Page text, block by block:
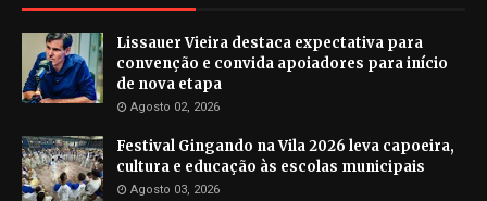
Lissauer Vieira destaca expectativa para
convenção e convida apoiadores para início
de nova etapa
Agosto 02, 2026
Festival Gingando na Vila 2026 leva capoeira,
cultura e educação às escolas municipais
Agosto 03, 2026